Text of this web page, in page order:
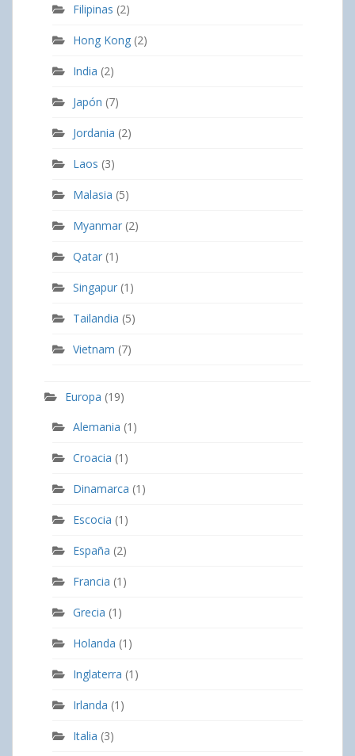
Filipinas (2)
Hong Kong (2)
India (2)
Japón (7)
Jordania (2)
Laos (3)
Malasia (5)
Myanmar (2)
Qatar (1)
Singapur (1)
Tailandia (5)
Vietnam (7)
Europa (19)
Alemania (1)
Croacia (1)
Dinamarca (1)
Escocia (1)
España (2)
Francia (1)
Grecia (1)
Holanda (1)
Inglaterra (1)
Irlanda (1)
Italia (3)